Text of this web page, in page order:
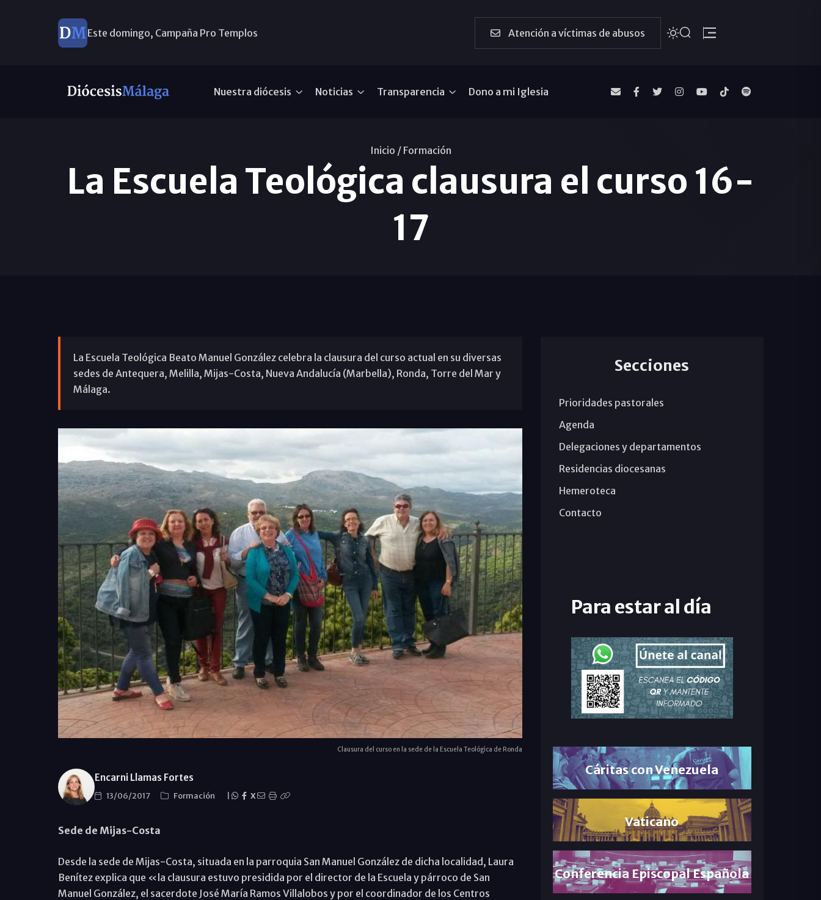
Este domingo, Campaña Pro Templos Atención a víctimas de abusos
Nuestra diócesis Noticias Transparencia Dono a mi Iglesia
Inicio / Formación
La Escuela Teológica clausura el curso 16-
17
La Escuela Teológica Beato Manuel González celebra la clausura del curso actual en su diversas
sedes de Antequera, Melilla, Mijas-Costa, Nueva Andalucía (Marbella), Ronda, Torre del Mar y
Málaga.
Clausura del curso en la sede de la Escuela Teológica de Ronda
Encarni Llamas Fortes
13/06/2017 Formación X
Sede de Mijas-Costa
Desde la sede de Mijas-Costa, situada en la parroquia San Manuel González de dicha localidad, Laura
Benítez explica que «la clausura estuvo presidida por el director de la Escuela y párroco de San
Manuel González, el sacerdote José María Ramos Villalobos y por el coordinador de los Centros
Secciones
Prioridades pastorales
Agenda
Delegaciones y departamentos
Residencias diocesanas
Hemeroteca
Contacto
Para estar al día
Cáritas con Venezuela
Vaticano
Conferencia Episcopal Española